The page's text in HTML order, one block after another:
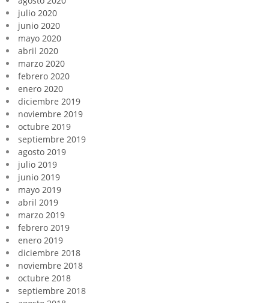
julio 2020
junio 2020
mayo 2020
abril 2020
marzo 2020
febrero 2020
enero 2020
diciembre 2019
noviembre 2019
octubre 2019
septiembre 2019
agosto 2019
julio 2019
junio 2019
mayo 2019
abril 2019
marzo 2019
febrero 2019
enero 2019
diciembre 2018
noviembre 2018
octubre 2018
septiembre 2018